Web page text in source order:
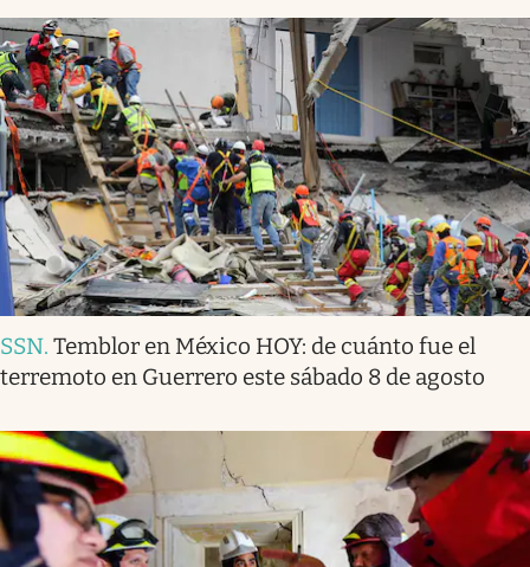
SSN. Temblor en México HOY: de cuánto fue el
terremoto en Guerrero este sábado 8 de agosto